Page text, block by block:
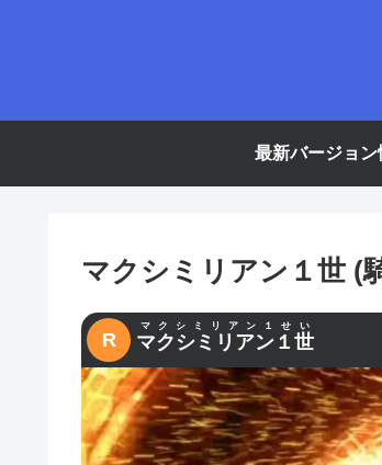
最新バージョン
マクシミリアン１世 (
R マクシミリアン１世
マクシミリアン１せい